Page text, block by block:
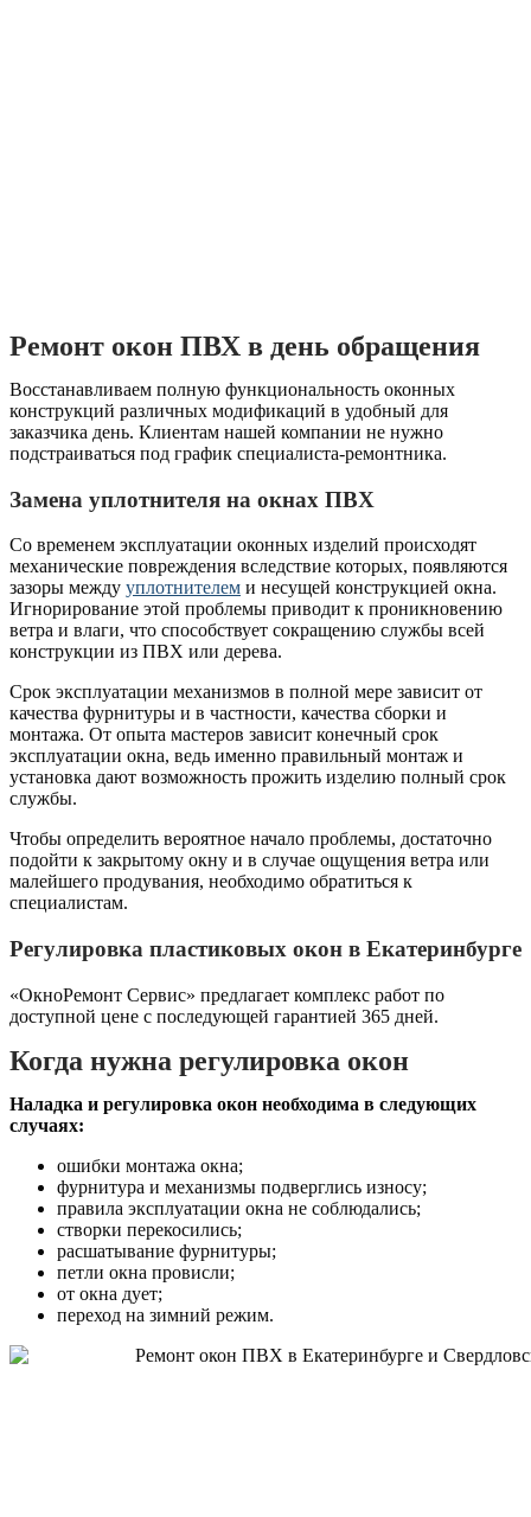
Ремонт окон ПВХ в день обращения
Восстанавливаем полную функциональность оконных
конструкций различных модификаций в удобный для
заказчика день. Клиентам нашей компании не нужно
подстраиваться под график специалиста-ремонтника.
Замена уплотнителя на окнах ПВХ
Со временем эксплуатации оконных изделий происходят
механические повреждения вследствие которых, появляются
зазоры между уплотнителем и несущей конструкцией окна.
Игнорирование этой проблемы приводит к проникновению
ветра и влаги, что способствует сокращению службы всей
конструкции из ПВХ или дерева.
Срок эксплуатации механизмов в полной мере зависит от
качества фурнитуры и в частности, качества сборки и
монтажа. От опыта мастеров зависит конечный срок
эксплуатации окна, ведь именно правильный монтаж и
установка дают возможность прожить изделию полный срок
службы.
Чтобы определить вероятное начало проблемы, достаточно
подойти к закрытому окну и в случае ощущения ветра или
малейшего продувания, необходимо обратиться к
специалистам.
Регулировка пластиковых окон в Екатеринбурге
«ОкноРемонт Сервис» предлагает комплекс работ по
доступной цене с последующей гарантией 365 дней.
Когда нужна регулировка окон
Наладка и регулировка окон необходима в следующих
случаях:
ошибки монтажа окна;
фурнитура и механизмы подверглись износу;
правила эксплуатации окна не соблюдались;
створки перекосились;
расшатывание фурнитуры;
петли окна провисли;
от окна дует;
переход на зимний режим.